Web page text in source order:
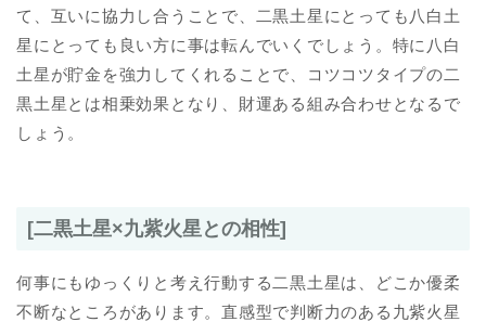
て、互いに協力し合うことで、二黒土星にとっても八白土
星にとっても良い方に事は転んでいくでしょう。特に八白
土星が貯金を強力してくれることで、コツコツタイプの二
黒土星とは相乗効果となり、財運ある組み合わせとなるで
しょう。
[二黒土星×九紫火星との相性]
何事にもゆっくりと考え行動する二黒土星は、どこか優柔
不断なところがあります。直感型で判断力のある九紫火星